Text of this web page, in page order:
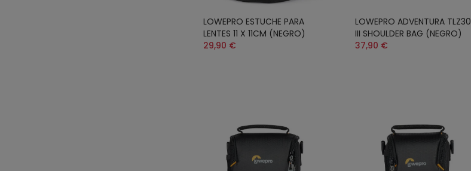
LOWEPRO ESTUCHE PARA
LENTES 11 X 11CM (NEGRO)
29,90 €
LOWEPRO ADVENTURA TLZ30
III SHOULDER BAG (NEGRO)
37,90 €